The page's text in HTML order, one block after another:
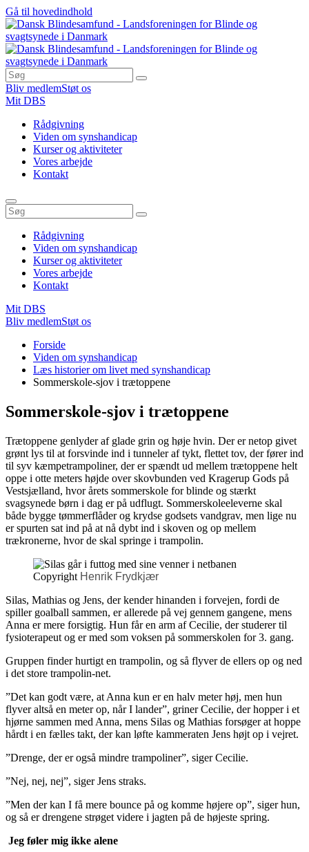
Gå til hovedindhold
Bliv medlemStøt os
Mit DBS
Rådgivning
Viden om synshandicap
Kurser og aktiviteter
Vores arbejde
Kontakt
Rådgivning
Viden om synshandicap
Kurser og aktiviteter
Vores arbejde
Kontakt
Mit DBS
Bliv medlemStøt os
Forside
Viden om synshandicap
Læs historier om livet med synshandicap
Sommerskole-sjov i trætoppene
Sommerskole-sjov i trætoppene
Trætoppene genlyder af glade grin og høje hvin. Der er netop givet
grønt lys til at forsvinde ind i tunneler af tykt, flettet tov, der fører ind
til syv kæmpetrampoliner, der er spændt ud mellem trætoppene helt
oppe i otte meters højde over skovbunden ved Kragerup Gods på
Vestsjælland, hvor årets sommerskole for blinde og stærkt
svagsynede børn i dag er på udflugt. Sommerskoleeleverne skal
både bygge tømmerflåder og krydse godsets vandgrav, men lige nu
er spurten sat ind på at nå dybt ind i skoven og op mellem
trækronerne, hvor de skal springe i trampolin.
Copyright Henrik Frydkjær
Silas, Mathias og Jens, der kender hinanden i forvejen, fordi de
spiller goalball sammen, er allerede på vej gennem gangene, mens
Anna er mere forsigtig. Hun får en arm af Cecilie, der studerer til
fysioterapeut og er med som voksen på sommerskolen for 3. gang.
Gruppen finder hurtigt en trampolin, og så flyver de ellers op og ned
i det store trampolin-net.
”Det kan godt være, at Anna kun er en halv meter høj, men hun
flyver altså en meter op, når I lander”, griner Cecilie, der hopper i et
hjørne sammen med Anna, mens Silas og Mathias forsøger at hoppe
hårdt i en fælles takt, der kan løfte kammeraten Jens højt op i vejret.
”Drenge, der er også mindre trampoliner”, siger Cecilie.
”Nej, nej, nej”, siger Jens straks.
”Men der kan I få mere bounce på og komme højere op”, siger hun,
og så er drengene strøget videre i jagten på de højeste spring.
Jeg føler mig ikke alene